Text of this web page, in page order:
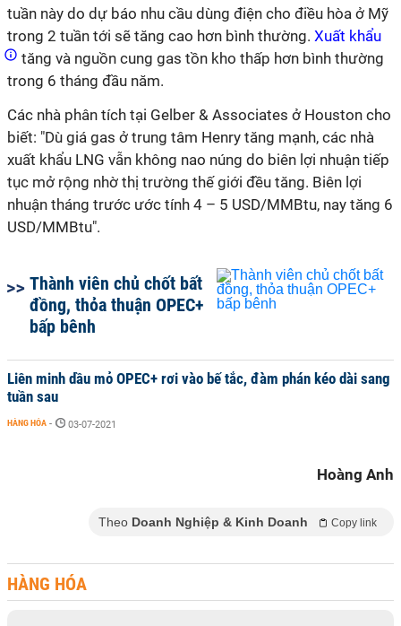
tuần này do dự báo nhu cầu dùng điện cho điều hòa ở Mỹ
trong 2 tuần tới sẽ tăng cao hơn bình thường. Xuất khẩu
tăng và nguồn cung gas tồn kho thấp hơn bình thường
trong 6 tháng đầu năm.
Các nhà phân tích tại Gelber & Associates ở Houston cho
biết: "Dù giá gas ở trung tâm Henry tăng mạnh, các nhà
xuất khẩu LNG vẫn không nao núng do biên lợi nhuận tiếp
tục mở rộng nhờ thị trường thế giới đều tăng. Biên lợi
nhuận tháng trước ước tính 4 – 5 USD/MMBtu, nay tăng 6
USD/MMBtu".
Thành viên chủ chốt bất
đồng, thỏa thuận OPEC+
bấp bênh
Liên minh dầu mỏ OPEC+ rơi vào bế tắc, đàm phán kéo dài sang
tuần sau
HÀNG HÓA - 03-07-2021
Hoàng Anh
Theo Doanh Nghiệp & Kinh Doanh Copy link
HÀNG HÓA